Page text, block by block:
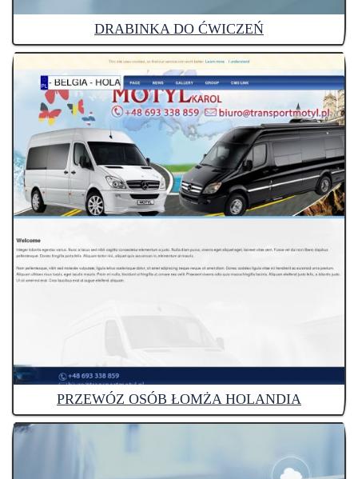
DRABINKA DO ĆWICZEŃ
PRZEWÓZ OSÓB ŁOMŻA HOLANDIA